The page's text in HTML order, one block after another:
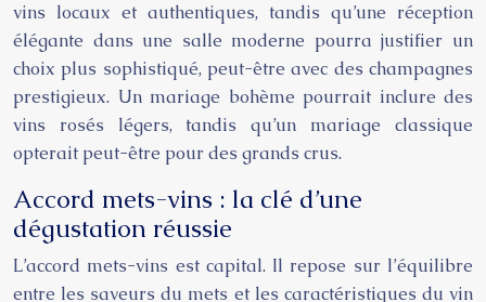
vins locaux et authentiques, tandis qu’une réception
élégante dans une salle moderne pourra justifier un
choix plus sophistiqué, peut-être avec des champagnes
prestigieux. Un mariage bohème pourrait inclure des
vins rosés légers, tandis qu’un mariage classique
opterait peut-être pour des grands crus.
Accord mets-vins : la clé d’une
dégustation réussie
L’accord mets-vins est capital. Il repose sur l’équilibre
entre les saveurs du mets et les caractéristiques du vin